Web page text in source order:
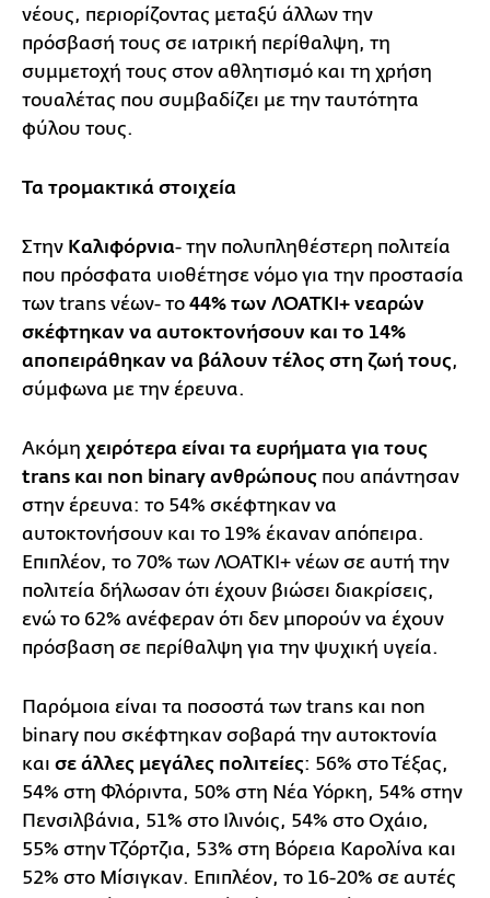
νέους, περιορίζοντας μεταξύ άλλων την
πρόσβασή τους σε ιατρική περίθαλψη, τη
συμμετοχή τους στον αθλητισμό και τη χρήση
τουαλέτας που συμβαδίζει με την ταυτότητα
φύλου τους.
Τα τρομακτικά στοιχεία
Στην Καλιφόρνια- την πολυπληθέστερη πολιτεία
που πρόσφατα υιοθέτησε νόμο για την προστασία
των trans νέων- το 44% των ΛΟΑΤΚΙ+ νεαρών
σκέφτηκαν να αυτοκτονήσουν και το 14%
αποπειράθηκαν να βάλουν τέλος στη ζωή τους,
σύμφωνα με την έρευνα.
Ακόμη χειρότερα είναι τα ευρήματα για τους
trans και non binary ανθρώπους που απάντησαν
στην έρευνα: το 54% σκέφτηκαν να
αυτοκτονήσουν και το 19% έκαναν απόπειρα.
Επιπλέον, το 70% των ΛΟΑΤΚΙ+ νέων σε αυτή την
πολιτεία δήλωσαν ότι έχουν βιώσει διακρίσεις,
ενώ το 62% ανέφεραν ότι δεν μπορούν να έχουν
πρόσβαση σε περίθαλψη για την ψυχική υγεία.
Παρόμοια είναι τα ποσοστά των trans και non
binary που σκέφτηκαν σοβαρά την αυτοκτονία
και σε άλλες μεγάλες πολιτείες: 56% στο Τέξας,
54% στη Φλόριντα, 50% στη Νέα Υόρκη, 54% στην
Πενσιλβάνια, 51% στο Ιλινόις, 54% στο Οχάιο,
55% στην Τζόρτζια, 53% στη Βόρεια Καρολίνα και
52% στο Μίσιγκαν. Επιπλέον, το 16-20% σε αυτές